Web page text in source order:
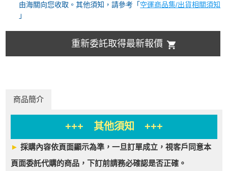
由海關向您收取。其他須知，請參考「 空運商品集/出貨相關須知
」
重新委託取得最新報價
商品簡介
+++ 其他須知 +++
►採購內容依頁面顯示為準，一旦訂單成立，視客戶同意本
頁面委託代購的商品，下訂前請務必確認是否正確。